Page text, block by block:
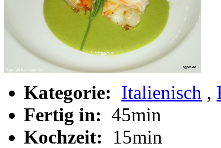
Kategorie: Italienisch ,
Fertig in: 45min
Kochzeit:
15min